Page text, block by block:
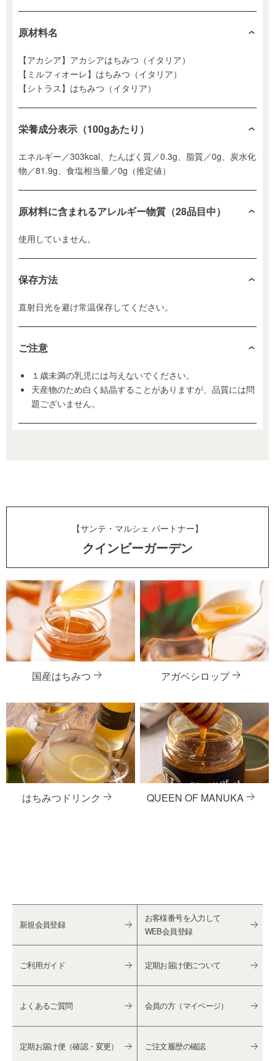
原材料名
【アカシア】アカシアはちみつ（イタリア）
【ミルフィオーレ】はちみつ（イタリア）
【シトラス】はちみつ（イタリア）
栄養成分表示（100gあたり）
エネルギー／303kcal、たんぱく質／0.3g、脂質／0g、炭水化
物／81.9g、食塩相当量／0g（推定値）
原材料に含まれるアレルギー物質（28品目中）
使用していません。
保存方法
直射日光を避け常温保存してください。
ご注意
１歳未満の乳児には与えないでください。
天産物のため白く結晶することがありますが、品質には問
題ございません。
【サンテ・マルシェ パートナー】
クインビーガーデン
国産はちみつ アガベシロップ
はちみつドリンク QUEEN OF MANUKA
新規会員登録
お客様番号を入力して
WEB会員登録
ご利用ガイド 定期お届け便について
よくあるご質問 会員の方（マイページ）
定期お届け便（確認・変更） ご注文履歴の確認